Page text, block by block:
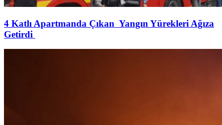
4 Katlı Apartmanda Çıkan Yangın Yürekleri Ağıza
Getirdi